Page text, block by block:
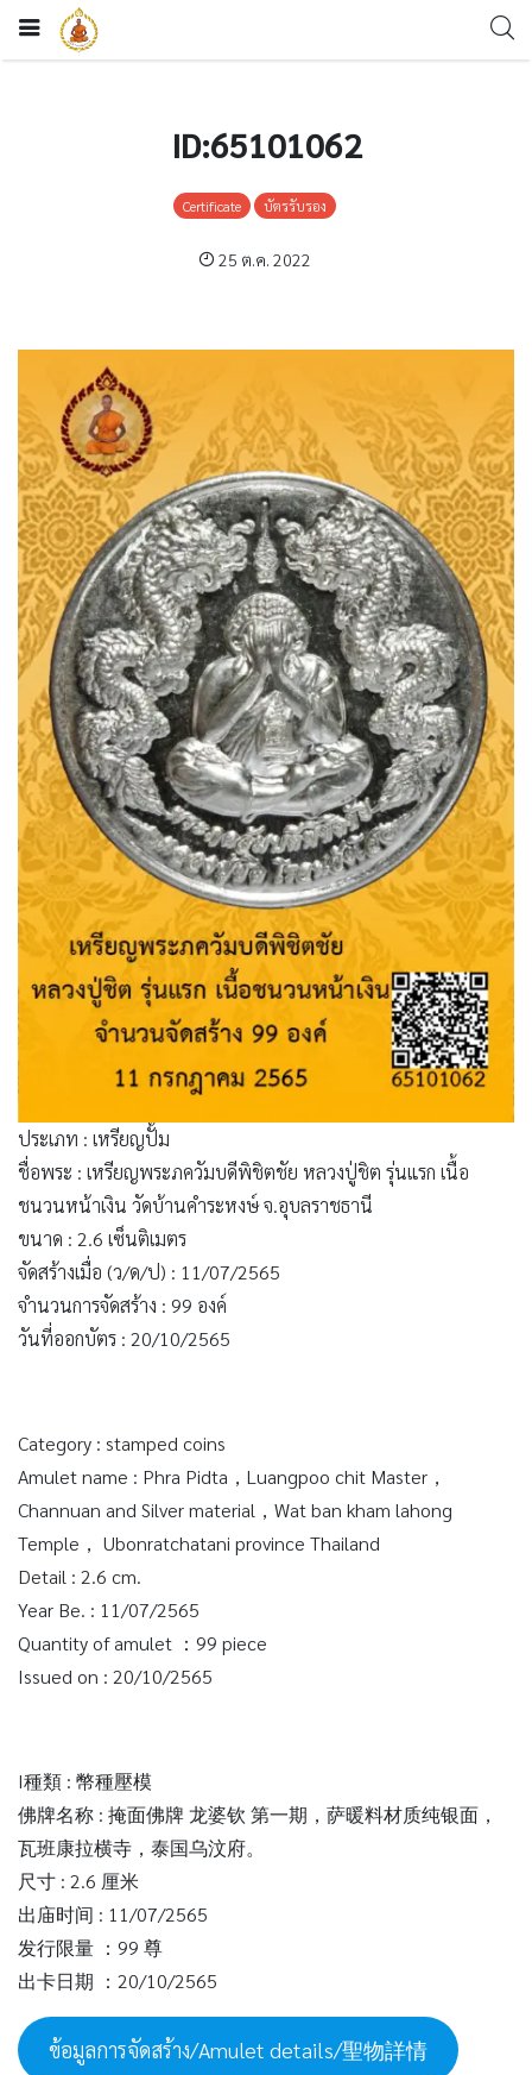
ID:65101062
Certificate บัตรรับรอง
25 ต.ค. 2022
ประเภท : เหรียญปั้ม
ชื่อพระ : เหรียญพระภควัมบดีพิชิตชัย หลวงปู่ชิต รุ่นแรก เนื้อ
ชนวนหน้าเงิน วัดบ้านคำระหงษ์ จ.อุบลราชธานี
ขนาด : 2.6 เซ็นติเมตร
จัดสร้างเมื่อ (ว/ด/ป) : 11/07/2565
จำนวนการจัดสร้าง : 99 องค์
วันที่ออกบัตร : 20/10/2565
Category : stamped coins
Amulet name : Phra Pidta，Luangpoo chit Master，
Channuan and Silver material，Wat ban kham lahong
Temple， Ubonratchatani province Thailand
Detail : 2.6 cm.
Year Be. : 11/07/2565
Quantity of amulet ：99 piece
Issued on : 20/10/2565
I種類 : 幣種壓模
佛牌名称 : 掩面佛牌 龙婆钦 第一期，萨暖料材质纯银面，
瓦班康拉横寺，泰国乌汶府。
尺寸 : 2.6 厘米
出庙时间 : 11/07/2565
发行限量 ：99 尊
出卡日期 ：20/10/2565
ข้อมูลการจัดสร้าง/Amulet details/聖物詳情